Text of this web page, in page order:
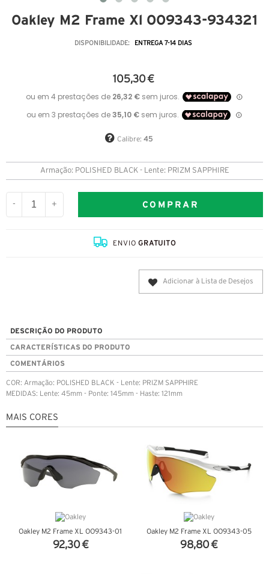
Oakley M2 Frame Xl OO9343-934321
DISPONIBILIDADE: ENTREGA 7-14 DIAS
105,30 €
Calibre: 45
Armação: POLISHED BLACK - Lente: PRIZM SAPPHIRE
- + COMPRAR
ENVIOGRATUITO
Adicionar à Lista de Desejos
DESCRIÇÃO DO PRODUTO
CARACTERÍSTICAS DO PRODUTO
COMENTÁRIOS
COR: Armação: POLISHED BLACK - Lente: PRIZM SAPPHIRE
MEDIDAS: Lente: 45mm - Ponte: 145mm - Haste: 121mm
MAIS CORES
Oakley M2 Frame XL OO9343-01
92,30 €
Oakley M2 Frame XL OO9343-05
98,80 €